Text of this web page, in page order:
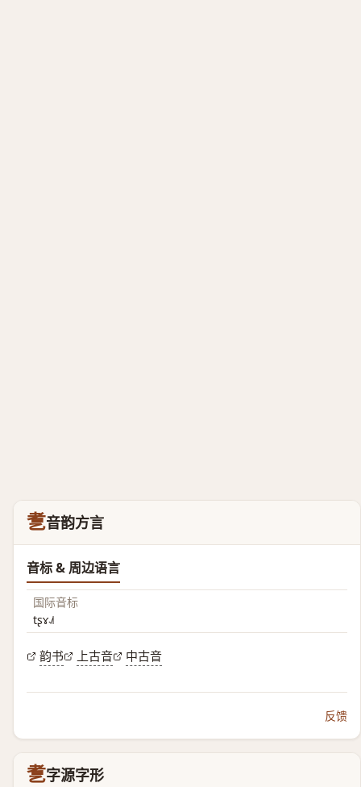
乽音韵方言
音标 & 周边语言
国际音标
tʂɤ˨˩˦
韵书 上古音 中古音
反馈
乽字源字形